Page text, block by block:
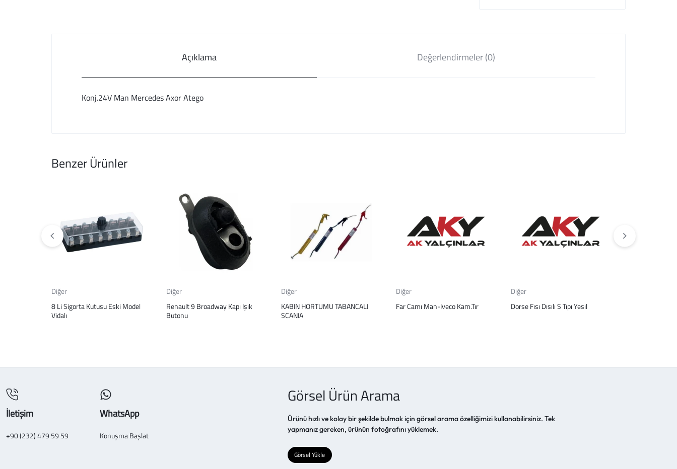
Açıklama Değerlendirmeler (0)
Konj.24V Man Mercedes Axor Atego
Benzer Ürünler
Diğer
8 Li Sigorta Kutusu Eski Model
Vidalı
Diğer
Renault 9 Broadway Kapı Işık
Butonu
Diğer
KABIN HORTUMU TABANCALI
SCANIA
Diğer
Far Camı Man-Iveco Kam.Tır
Diğer
Dorse Fısı Dısılı S Tıpı Yesıl
İletişim
+90 (232) 479 59 59
WhatsApp
Konuşma Başlat
Görsel Ürün Arama
Ürünü hızlı ve kolay bir şekilde bulmak için görsel arama özelliğimizi kullanabilirsiniz. Tek
yapmanız gereken, ürünün fotoğrafını yüklemek.
Görsel Yükle